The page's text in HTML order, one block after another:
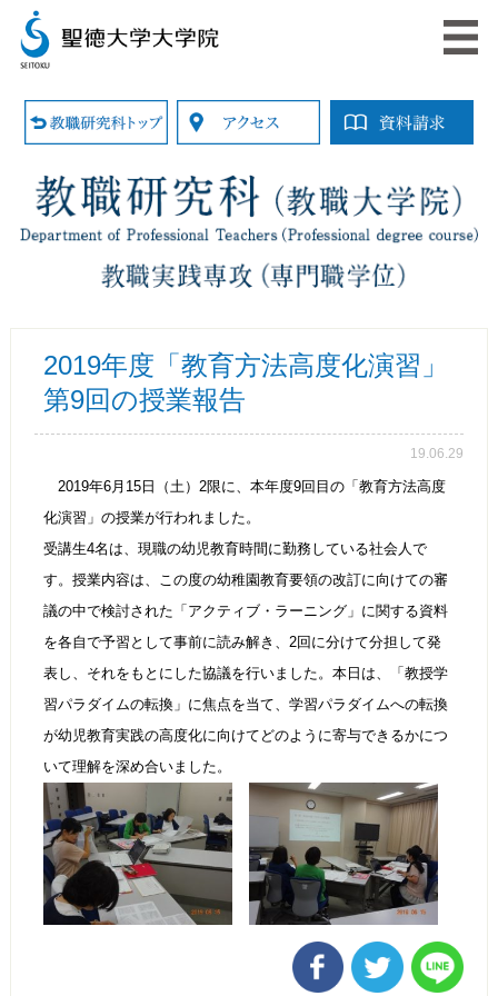
2019年度「教育方法高度化演習」
第9回の授業報告
19.06.29
2019年6月15日（土）2限に、本年度9回目の「教育方法高度
化演習」の授業が行われました。
受講生4名は、現職の幼児教育時間に勤務している社会人で
す。授業内容は、この度の幼稚園教育要領の改訂に向けての審
議の中で検討された「アクティブ・ラーニング」に関する資料
を各自で予習として事前に読み解き、2回に分けて分担して発
表し、それをもとにした協議を行いました。本日は、「教授学
習パラダイムの転換」に焦点を当て、学習パラダイムへの転換
が幼児教育実践の高度化に向けてどのように寄与できるかにつ
いて理解を深め合いました。